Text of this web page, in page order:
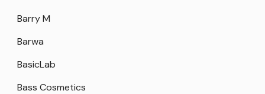
Barry M
Barwa
BasicLab
Bass Cosmetics